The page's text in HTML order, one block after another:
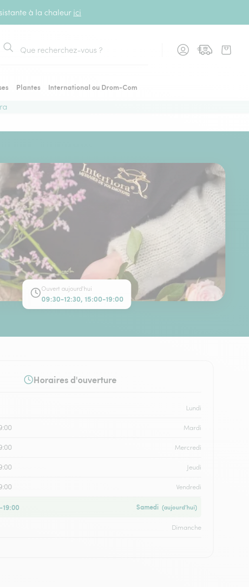
à la chaleur ici
Rechercher
Plantes
International ou Drom-Com
Ouvert aujourd'hui
09:30-12:30, 15:00-19:00
Horaires d'ouverture
Lundi
Mardi
Mercredi
Jeudi
Vendredi
19:00 Samedi (aujourd’hui)
Dimanche